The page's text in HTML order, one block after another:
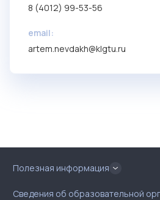
8 (4012) 99-53-56
email:
artem.nevdakh@klgtu.ru
Полезная информация
Сведения об образовательной